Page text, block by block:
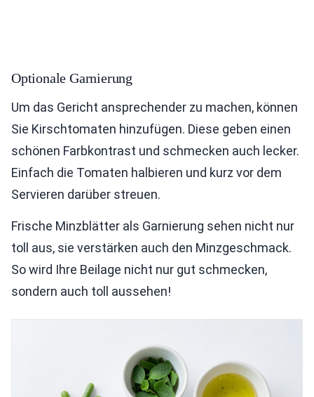
Optionale Garnierung
Um das Gericht ansprechender zu machen, können
Sie Kirschtomaten hinzufügen. Diese geben einen
schönen Farbkontrast und schmecken auch lecker.
Einfach die Tomaten halbieren und kurz vor dem
Servieren darüber streuen.
Frische Minzblätter als Garnierung sehen nicht nur
toll aus, sie verstärken auch den Minzgeschmack.
So wird Ihre Beilage nicht nur gut schmecken,
sondern auch toll aussehen!